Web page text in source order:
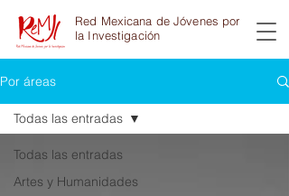
Red Mexicana de Jóvenes por
la Investigación
Por áreas
Todas las entradas
Artes y Humanidades
Todas las entradas